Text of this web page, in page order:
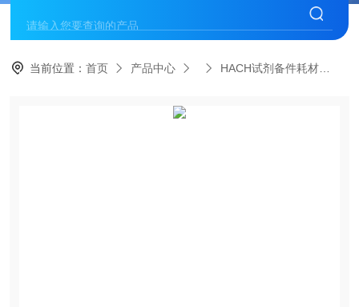
当前位置：首页 产品中心 HACH试剂备件耗材